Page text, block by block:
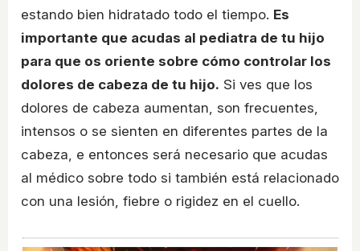
estando bien hidratado todo el tiempo. Es
importante que acudas al pediatra de tu hijo
para que os oriente sobre cómo controlar los
dolores de cabeza de tu hijo. Si ves que los
dolores de cabeza aumentan, son frecuentes,
intensos o se sienten en diferentes partes de la
cabeza, e entonces será necesario que acudas
al médico sobre todo si también está relacionado
con una lesión, fiebre o rigidez en el cuello.